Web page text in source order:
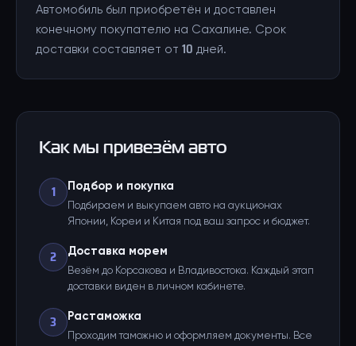
Автомобиль был приобретён и доставлен
конечному покупателю на Сахалине. Срок
доставки составляет от 10 дней.
Как мы привезём авто
1 Подбор и покупка
Подбираем и выкупаем авто на аукционах
Японии, Кореи и Китая под ваш запрос и бюджет.
2 Доставка морем
Везём до Корсакова и Владивостока. Каждый этап
доставки виден в личном кабинете.
3 Растаможка
Проходим таможню и оформляем документы. Все